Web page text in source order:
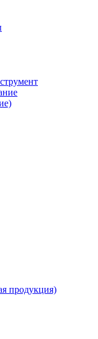
продукция)